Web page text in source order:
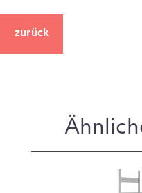
zurück